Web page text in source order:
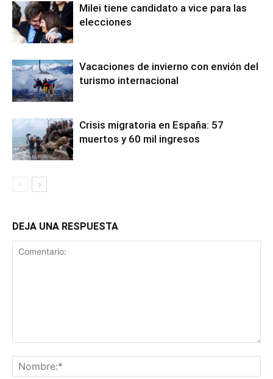
Milei tiene candidato a vice para las
elecciones
Vacaciones de invierno con envión del
turismo internacional
Crisis migratoria en España: 57
muertos y 60 mil ingresos
DEJA UNA RESPUESTA